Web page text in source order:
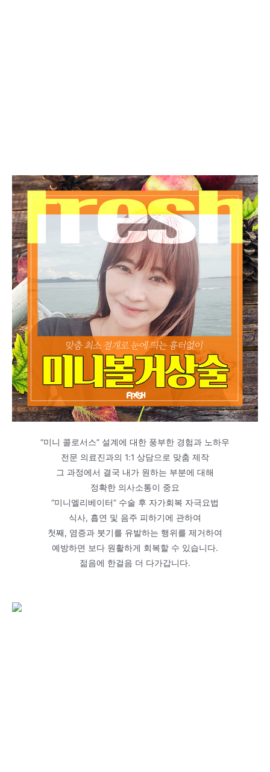
“미니 콜로서스” 설계에 대한 풍부한 경험과 노하우
전문 의료진과의 1:1 상담으로 맞춤 제작
그 과정에서 결국 내가 원하는 부분에 대해
정확한 의사소통이 중요
“미니엘리베이터” 수술 후 자가회복 자극요법
식사, 흡연 및 음주 피하기에 관하여
첫째, 염증과 붓기를 유발하는 행위를 제거하여
예방하면 보다 원활하게 회복할 수 있습니다.
젊음에 한걸음 더 다가갑니다.